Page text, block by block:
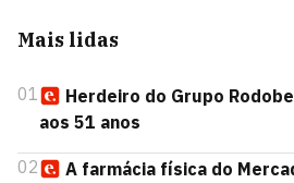
Mais lidas
01
Herdeiro do Grupo
aos 51 anos
02
A farmácia física do